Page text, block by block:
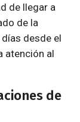
de llegar a
de la
desde el
atención al
de